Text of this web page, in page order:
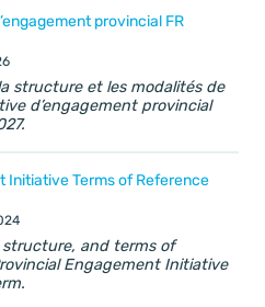
provincial FR
structure et les modalités de
d’engagement provincial
Initiative Terms of Reference
and terms of
Engagement Initiative